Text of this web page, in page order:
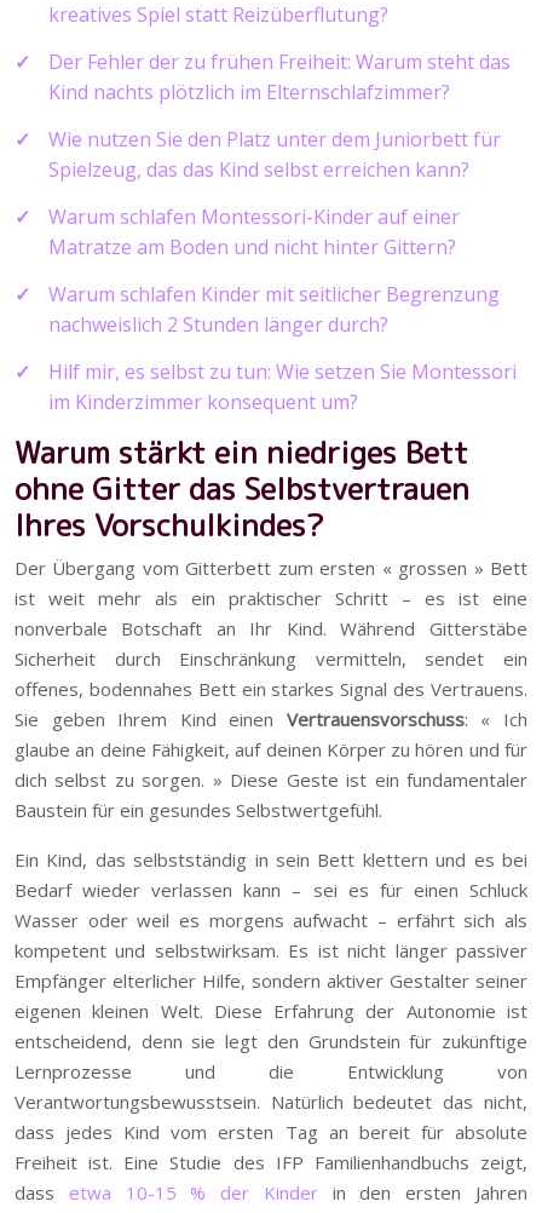
kreatives Spiel statt Reizüberflutung?
Der Fehler der zu frühen Freiheit: Warum steht das
Kind nachts plötzlich im Elternschlafzimmer?
Wie nutzen Sie den Platz unter dem Juniorbett für
Spielzeug, das das Kind selbst erreichen kann?
Warum schlafen Montessori-Kinder auf einer
Matratze am Boden und nicht hinter Gittern?
Warum schlafen Kinder mit seitlicher Begrenzung
nachweislich 2 Stunden länger durch?
Hilf mir, es selbst zu tun: Wie setzen Sie Montessori
im Kinderzimmer konsequent um?
Warum stärkt ein niedriges Bett
ohne Gitter das Selbstvertrauen
Ihres Vorschulkindes?
Der Übergang vom Gitterbett zum ersten « grossen » Bett
ist weit mehr als ein praktischer Schritt – es ist eine
nonverbale Botschaft an Ihr Kind. Während Gitterstäbe
Sicherheit durch Einschränkung vermitteln, sendet ein
offenes, bodennahes Bett ein starkes Signal des Vertrauens.
Sie geben Ihrem Kind einen Vertrauensvorschuss: « Ich
glaube an deine Fähigkeit, auf deinen Körper zu hören und für
dich selbst zu sorgen. » Diese Geste ist ein fundamentaler
Baustein für ein gesundes Selbstwertgefühl.
Ein Kind, das selbstständig in sein Bett klettern und es bei
Bedarf wieder verlassen kann – sei es für einen Schluck
Wasser oder weil es morgens aufwacht – erfährt sich als
kompetent und selbstwirksam. Es ist nicht länger passiver
Empfänger elterlicher Hilfe, sondern aktiver Gestalter seiner
eigenen kleinen Welt. Diese Erfahrung der Autonomie ist
entscheidend, denn sie legt den Grundstein für zukünftige
Lernprozesse und die Entwicklung von
Verantwortungsbewusstsein. Natürlich bedeutet das nicht,
dass jedes Kind vom ersten Tag an bereit für absolute
Freiheit ist. Eine Studie des IFP Familienhandbuchs zeigt,
dass etwa 10-15 % der Kinderin den ersten Jahren